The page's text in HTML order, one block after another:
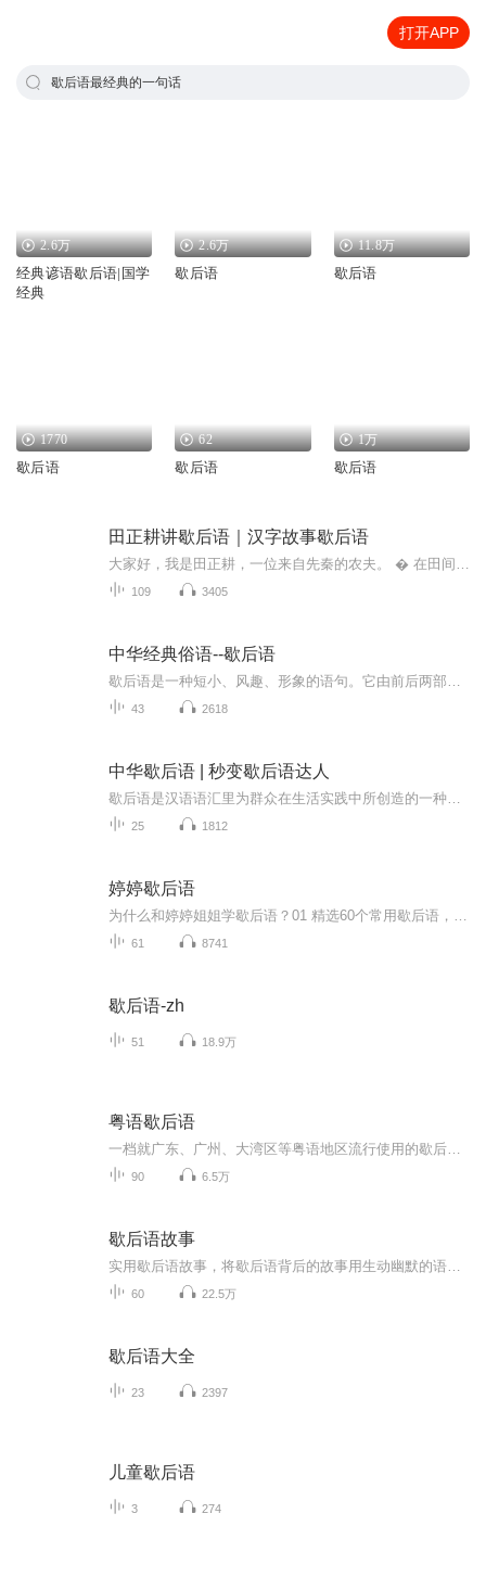
打开APP
歇后语最经典的一句话
2.6万
经典谚语歇后语|国学
经典
2.6万
歇后语
11.8万
歇后语
1770
歇后语
62
歇后语
1万
歇后语
田正耕讲歇后语｜汉字故事歇后语
109 3405
中华经典俗语--歇后语
43 2618
中华歇后语 | 秒变歇后语达人
25 1812
婷婷歇后语
61 8741
歇后语-zh
51 18.9万
粤语歇后语
90 6.5万
歇后语故事
60 22.5万
歇后语大全
23 2397
儿童歇后语
3 274